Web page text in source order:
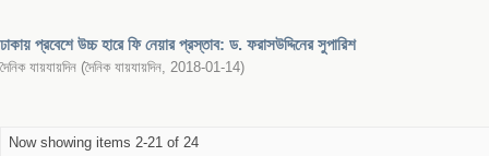
ঢাকায় প্রবেশে উচ্চ হারে ফি নেয়ার প্রস্তাব: ড. ফরাসউদ্দিনের সুপারিশ
দৈনিক যায়যায়দিন (দৈনিক যায়যায়দিন, 2018-01-14)
Now showing items 2-21 of 24